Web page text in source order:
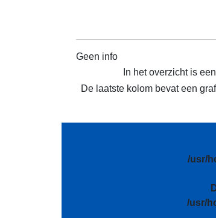
Geen info
In het overzicht is
De laatste kolom bevat een
/usr/
/usr/